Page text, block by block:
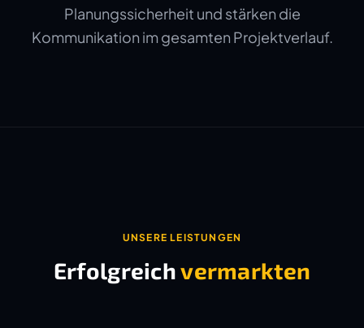
Planungssicherheit und stärken die
Kommunikation im gesamten Projektverlauf.
UNSERE LEISTUNGEN
Erfolgreichvermarkten